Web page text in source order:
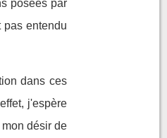
posées par
entendu
dans ces
j'espère
désir de